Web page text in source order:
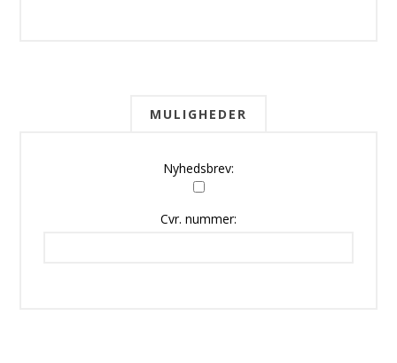
MULIGHEDER
Nyhedsbrev:
Cvr. nummer: